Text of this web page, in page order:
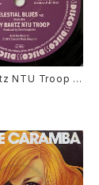
NTU Troop /
Gary Ba
Smiles